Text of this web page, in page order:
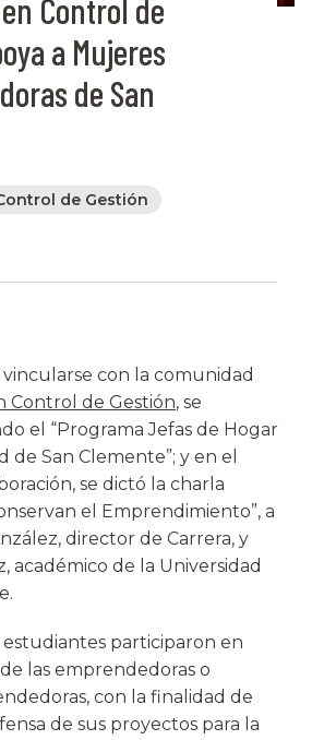
Control de
a Mujeres
de San
de Gestión
con la comunidad
Control de Gestión, se
el “Programa Jefas de Hogar
de San Clemente”; y en el
se dictó la charla
el Emprendimiento”, a
director de Carrera, y
académico de la Universidad
participaron en
las emprendedoras o
con la finalidad de
de sus proyectos para la